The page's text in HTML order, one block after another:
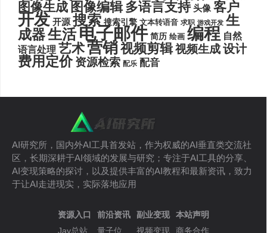
图像生成 图像编辑 多语言支持 头像 客户
开发 开源 搜索 搜索引擎 文本转语音 求职 游戏开发 生
成器生活电子邮件 简历 绘画 编程 自然
语言处理 艺术营销视频剪辑视频生成设计
费用定价 资源检索 配乐 配音
AI研究所，国内外AI工具首发站，作为权威的AI垂直类交流社
区，长期深耕于AI领域的发展与研究；专注于AI工具的分享、
AI变现策略的探讨，以及提供丰富的AI教程和最新资讯，致力
于让AI走进现实，实际落地应用
资源入口
Jay总站
前沿资讯
量子位
副业变现
视频变现
本站声明
商务合作